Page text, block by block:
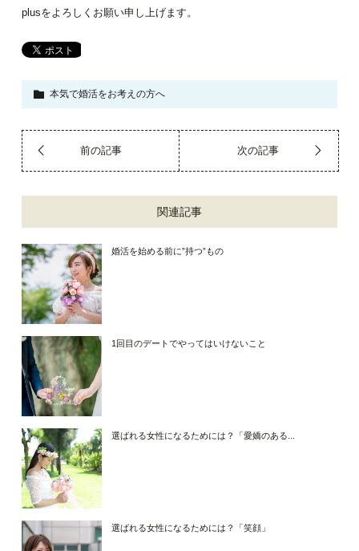
plusをよろしくお願い申し上げます。
本気で婚活をお考えの方へ
前の記事 次の記事
関連記事
婚活を始める前に”持つ”もの
1回目のデートでやってはいけないこと
選ばれる女性になるためには？「愛嬌のある...
選ばれる女性になるためには？「笑顔」